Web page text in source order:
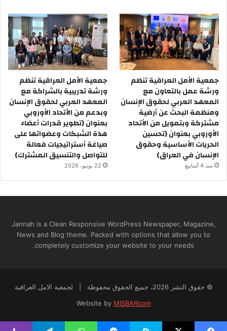
جمعية الأمل العراقية تنظم
ورشة عمل بالتعاون مع
المعهد العربي لحقوق الإنسان
ومنظمة البحث عن أرضية
مشتركة وبتمويل من الأتحاد
الأوروبي بعنوان (تحسين
الحريات الأساسية وحقوق
الإنسان في العراق)
منذ 4 أسابيع
جمعية الأمل العراقية تنظم
ورشة تدريبية بالشراكة مع
المعهد العربي لحقوق الإنسان
وبدعم من الأتحاد الأوروبي
بعنوان (تطوير قدرات أعضاء
هذة الشبكات وعضواتها على
صياغة أستراتيجيات فعالة
للتواصل والتنسيق المشترك)
22 يونيو، 2026
Jannah is a Clean Responsive WordPress Newspaper, Magazine,
News and Blog theme. Packed with options that allow you to
completely customize your website to your needs.
© حقوق النشر 2026، جميع الحقوق محفوظة | لجمعية الامل العراقية
Website by MISBARcom